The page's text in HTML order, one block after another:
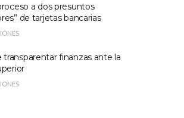
a dos presuntos
de tarjetas bancarias
transparentar finanzas ante la